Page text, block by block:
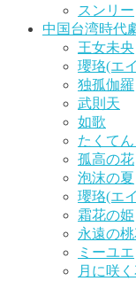
スンリー
中国台湾時代
王女未央
瓔珞(エ
独孤伽羅
武則天
如歌
たくてん
孤高の花
泡沫の夏
瓔珞(エ
霜花の姫
永遠の
ミーユエ
月に咲